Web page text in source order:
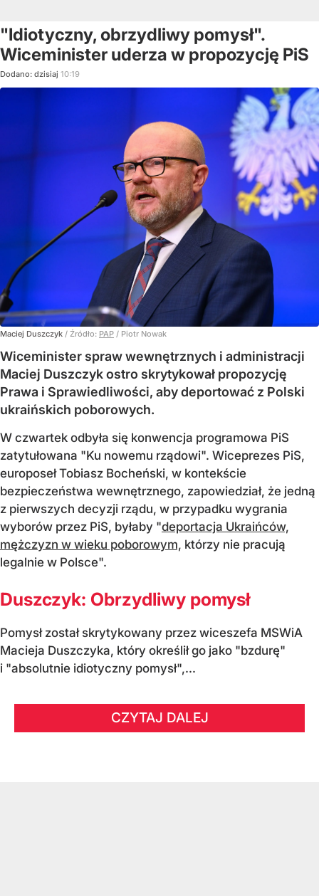
"Idiotyczny, obrzydliwy pomysł".
Wiceminister uderza w propozycję PiS
Dodano: dzisiaj 10:19
Maciej Duszczyk / Źródło: PAP / Piotr Nowak
Wiceminister spraw wewnętrznych i administracji
Maciej Duszczyk ostro skrytykował propozycję
Prawa i Sprawiedliwości, aby deportować z Polski
ukraińskich poborowych.
W czwartek odbyła się konwencja programowa PiS
zatytułowana "Ku nowemu rządowi". Wiceprezes PiS,
europoseł Tobiasz Bocheński, w kontekście
bezpieczeństwa wewnętrznego, zapowiedział, że jedną
z pierwszych decyzji rządu, w przypadku wygrania
wyborów przez PiS, byłaby "deportacja Ukraińców,
mężczyzn w wieku poborowym, którzy nie pracują
legalnie w Polsce".
Duszczyk: Obrzydliwy pomysł
Pomysł został skrytykowany przez wiceszefa MSWiA
Macieja Duszczyka, który określił go jako "bzdurę"
i "absolutnie idiotyczny pomysł",...
CZYTAJ DALEJ